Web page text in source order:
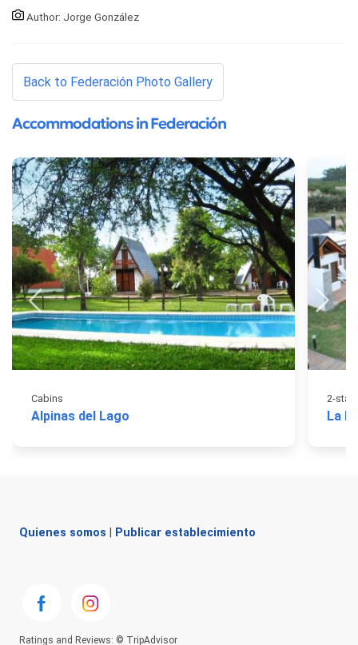
Author: Jorge González
Back to Federación Photo Gallery
Accommodations in Federación
Cabins
Alpinas del Lago
2-star
La
Quienes somos Publicar establecimiento
Ratings and Reviews: © TripAdvisor